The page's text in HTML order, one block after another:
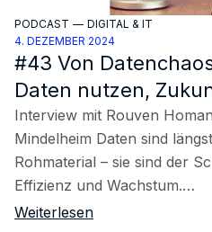
PODCAST — DIGITAL & IT
4. DEZEMBER 2024
#43 Von
Daten nutzen,
Interview mit Rouven
Mindelheim Daten sind
Rohmaterial – sie sind der
Effizienz und Wachstum.…
Weiterlesen